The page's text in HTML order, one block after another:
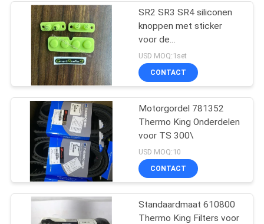
De Delen van de
dragerkoeling
Thermokoning
Refrigerated Truck
SR2 SR3 SR4 siliconen
knoppen met sticker
voor de
reparatietechnicus om
de SR2, SR3 controller te
repareren THREMO KING
USD MOQ:1set
CONTACT
Motorgordel 781352
Thermo King Onderdelen
voor TS 300\
USD MOQ:10
CONTACT
Standaardmaat 610800
Thermo King Filters voor